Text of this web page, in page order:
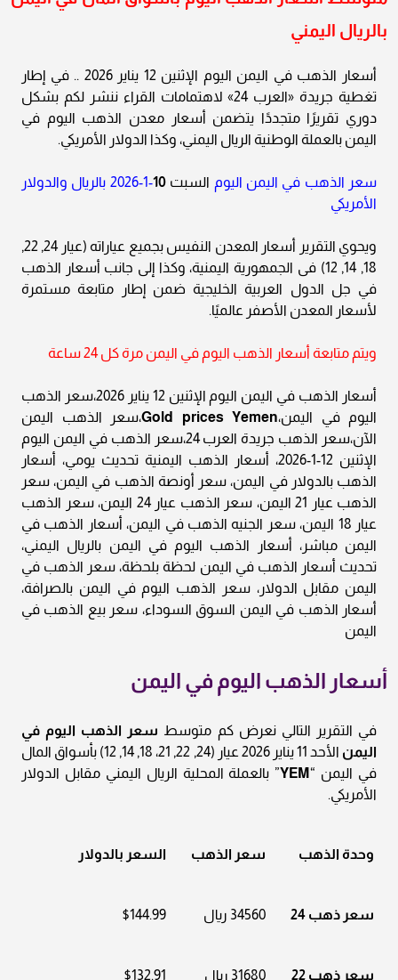
بالريال اليمني
أسعار الذهب في اليمن اليوم الإثنين 12 يناير 2026 .. في إطار
تغطية جريدة «العرب 24» لاهتمامات القراء ننشر لكم بشكل
دوري تقريرًا متجددًا يتضمن أسعار معدن الذهب اليوم في
اليمن بالعملة الوطنية الريال اليمني، وكذا الدولار الأمريكي.
سعر الذهب في اليمن اليوم السبت10
-1-2026 بالريال والدولار
الأمريكي
ويحوي التقرير أسعار المعدن النفيس بجميع عياراته (عيار 24, 22,
18, 14, 12) فى الجمهورية اليمنية، وكذا إلى جانب أسعار الذهب
في جل الدول العربية الخليجية ضمن إطار متابعة مستمرة
لأسعار المعدن الأصفر عالميًا.
ويتم متابعة أسعار الذهب اليوم في اليمن مرة كل 24 ساعة
أسعار الذهب في اليمن اليوم الإثنين 12 يناير 2026،سعر الذهب
اليوم في اليمن،Gold prices Yemen،سعر الذهب اليمن
الآن،سعر الذهب جريدة العرب 24،سعر الذهب في اليمن اليوم
الإثنين 12-1-2026، أسعار الذهب اليمنية تحديث يومي، أسعار
الذهب بالدولار في اليمن، سعر أونصة الذهب في اليمن، سعر
الذهب عيار 21 اليمن، سعر الذهب عيار 24 اليمن، سعر الذهب
عيار 18 اليمن، سعر الجنيه الذهب في اليمن، أسعار الذهب في
اليمن مباشر، أسعار الذهب اليوم في اليمن بالريال اليمني،
تحديث أسعار الذهب في اليمن لحظة بلحظة، سعر الذهب في
اليمن مقابل الدولار، سعر الذهب اليوم في اليمن بالصرافة،
أسعار الذهب في اليمن السوق السوداء، سعر بيع الذهب في
اليمن
أسعار الذهب اليوم في اليمن
في التقرير التالي نعرض كم متوسط سعر الذهب اليوم في
اليمن
الأحد 11 يناير 2026 عيار (24, 22, 21، 18, 14, 12) بأسواق المال
في اليمن “YEM” بالعملة المحلية الريال اليمني مقابل الدولار
الأمريكي.
وحدة الذهب سعر الذهب السعر بالدولار
سعر ذهب 24 34560 ريال $144.99
سعر ذهب 22 31680 ريال $132.91